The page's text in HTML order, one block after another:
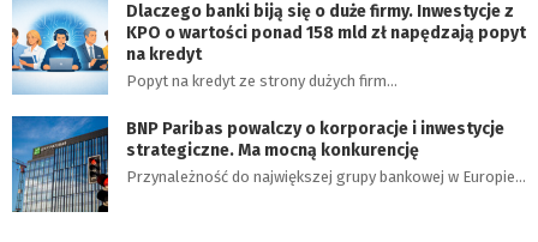
Dlaczego banki biją się o duże firmy. Inwestycje z
KPO o wartości ponad 158 mld zł napędzają popyt
na kredyt
Popyt na kredyt ze strony dużych firm…
BNP Paribas powalczy o korporacje i inwestycje
strategiczne. Ma mocną konkurencję
Przynależność do największej grupy bankowej w Europie…